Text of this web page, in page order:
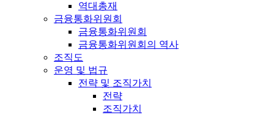
역대총재
금융통화위원회
금융통화위원회
금융통화위원회의 역사
조직도
운영 및 법규
전략 및 조직가치
전략
조직가치